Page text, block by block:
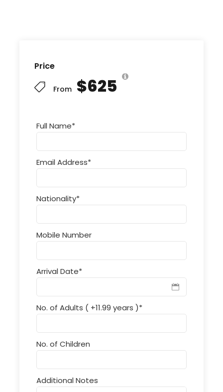
Price
From $625
Full Name*
Email Address*
Nationality*
Mobile Number
Arrival Date*
No. of Adults ( +11.99 years )*
No. of Children
Additional Notes